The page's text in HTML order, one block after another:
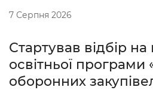
7 Серпня 2026
Стартував відбір
освітньої програми
оборонних